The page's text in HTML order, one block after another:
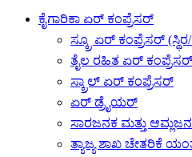
ಕೈಗಾರಿಕಾ ಏರ್ ಕಂಪ್ರೆಸರ್
ಸ್ಕ್ರೂ ಏರ್ ಕಂಪ್ರೆಸರ್
ತೈಲ ರಹಿತ ಏರ್ ಕಂಪ್ರೆಸರ್
ಸ್ಕ್ರಾಲ್ ಏರ್ ಕಂಪ್ರೆಸರ್
ಏರ್ ಡ್ರೈಯರ್
ಸಾರಜನಕ ಮತ್ತು
ತ್ಯಾಜ್ಯ ಶಾಖ ಚೇತರಿಕೆ